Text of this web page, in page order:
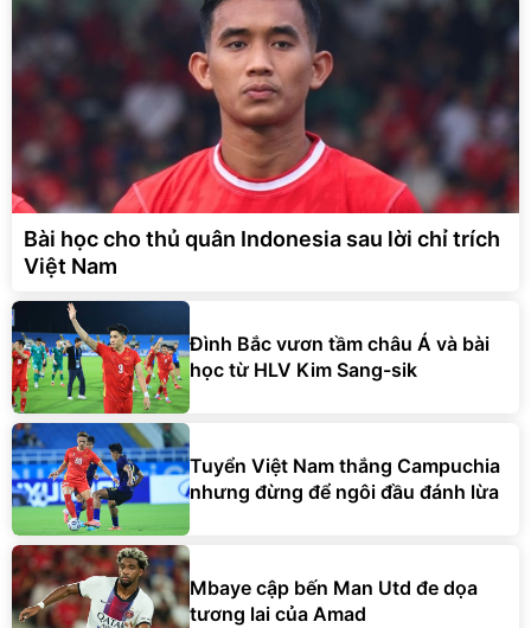
Bài học cho thủ quân Indonesia sau lời chỉ trích
Việt Nam
Đình Bắc vươn tầm châu Á và bài
học từ HLV Kim Sang-sik
Tuyển Việt Nam thắng Campuchia
nhưng đừng để ngôi đầu đánh lừa
Mbaye cập bến Man Utd đe dọa
tương lai của Amad